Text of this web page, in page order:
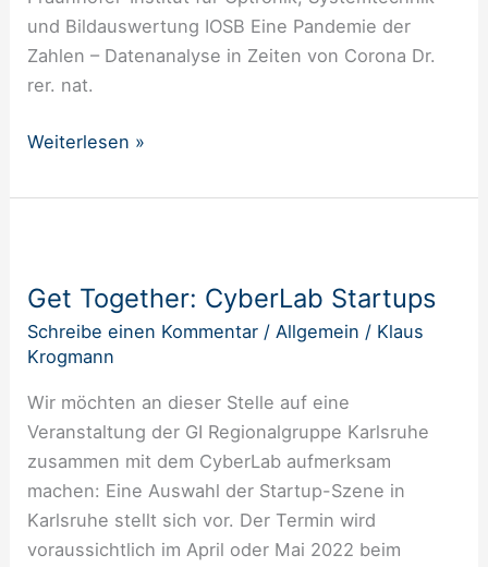
und Bildauswertung IOSB Eine Pandemie der
Zahlen – Datenanalyse in Zeiten von Corona Dr.
rer. nat.
Weiterlesen »
Get Together: CyberLab Startups
Schreibe einen Kommentar /Allgemein / Klaus
Krogmann
Wir möchten an dieser Stelle auf eine
Veranstaltung der GI Regionalgruppe Karlsruhe
zusammen mit dem CyberLab aufmerksam
machen: Eine Auswahl der Startup-Szene in
Karlsruhe stellt sich vor. Der Termin wird
voraussichtlich im April oder Mai 2022 beim
CyberLab
Startups